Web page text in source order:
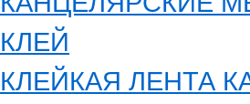
КЛЕЙ
КЛЕЙКАЯ ЛЕНТА